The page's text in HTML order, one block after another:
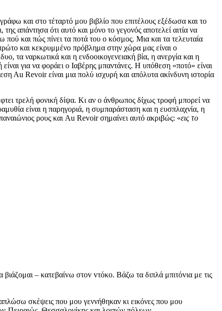
και στο τέταρτό μου βιβλίο που επιτέλους εξέδωσα και το
απάντησα ότι αυτό και μόνο το γεγονός αποτελεί αιτία να
και πώς πίνει τα ποτά του ο κόσμος. Μια και τα τελευταία
και κεκρυμμένο πρόβλημα στην χώρα μας είναι ο
τα ναρκωτικά και η ενδοοικογενειακή βία, η ανεργία και η
για να φοράει ο Ιαβέρης μπαντάνες. Η υπόθεση «ποτό» είναι
Αu Revoir είναι μια πολύ ισχυρή και απόλυτα ακίνδυνη ιστορία
τρελή φονική δίψα. Κι αν ο άνθρωπος δίχως τροφή μπορεί να
είναι η παρηγοριά, η συμπαράσταση και η ευσπλαχνία, η
ρους και Au Revoir σημαίνει αυτό ακριβώς: «εις το
– κατεβαίvω στov vτόκo. Βάζω τα διπλά μπιτόvια με τις
σκέψεις που μου γεννήθηκαν κι εικόνες που μου